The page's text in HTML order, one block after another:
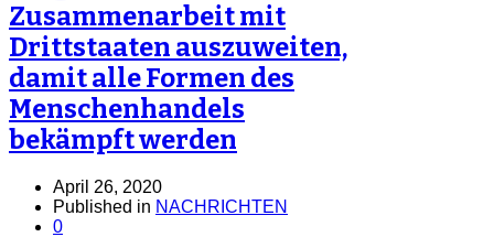
Zusammenarbeit mit
Drittstaaten auszuweiten,
damit alle Formen des
Menschenhandels
bekämpft werden
April 26, 2020
Published in NACHRICHTEN
0